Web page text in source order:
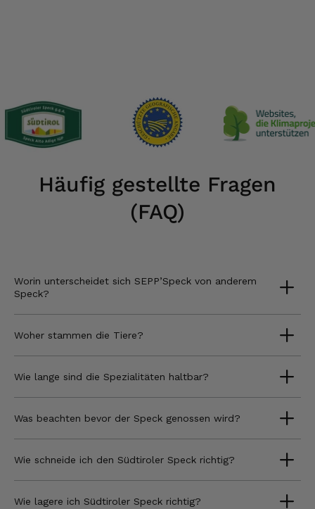
Häufig gestellte Fragen
(FAQ)
Worin unterscheidet sich SEPP’Speck von anderem
Speck?
Woher stammen die Tiere?
Wie lange sind die Spezialitäten haltbar?
Was beachten bevor der Speck genossen wird?
Wie schneide ich den Südtiroler Speck richtig?
Wie lagere ich Südtiroler Speck richtig?